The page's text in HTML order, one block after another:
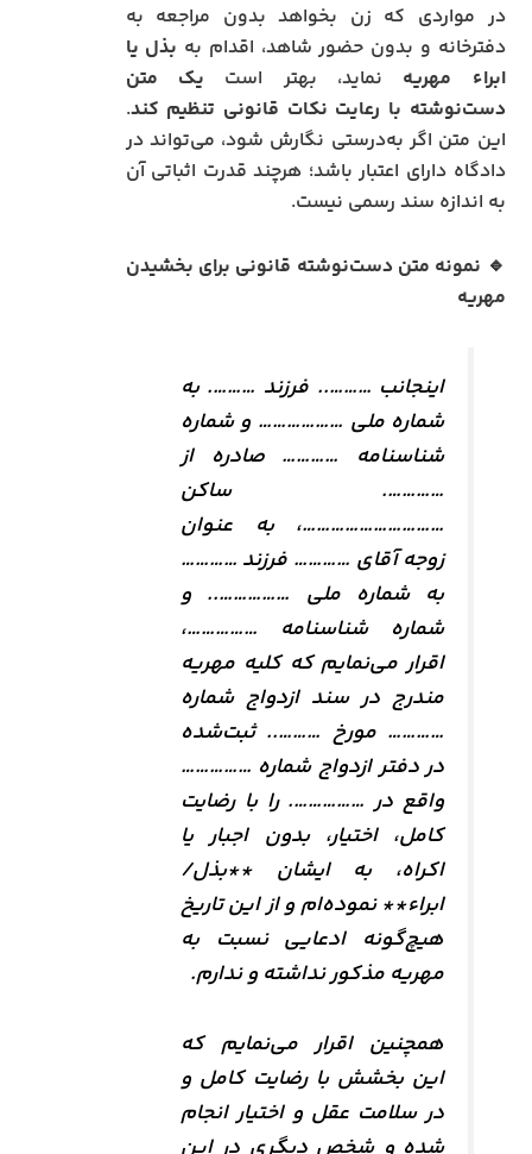
در مواردی که زن بخواهد بدون مراجعه به
دفترخانه و بدون حضور شاهد، اقدام به بذل یا
ابراء مهریه نماید، بهتر است یک متن
دست‌نوشته با رعایت نکات قانونی تنظیم کند.
این متن اگر به‌درستی نگارش شود، می‌تواند در
دادگاه دارای اعتبار باشد؛ هرچند قدرت اثباتی آن
به اندازه سند رسمی نیست.
🔹 نمونه متن دست‌نوشته قانونی برای بخشیدن
مهریه
اینجانب ……….. فرزند ………. به
شماره ملی ……………… و شماره
شناسنامه ………… صادره از
…………. ساکن
…………………………، به عنوان
زوجه آقای ………… فرزند …………
به شماره ملی …………….. و
شماره شناسنامه ……………،
اقرار می‌نمایم که کلیه مهریه
مندرج در سند ازدواج شماره
………… مورخ ……….. ثبت‌شده
در دفتر ازدواج شماره ……………
واقع در ……………. را با رضایت
کامل، اختیار، بدون اجبار یا
اکراه، به ایشان **بذل/
ابراء** نموده‌ام و از این تاریخ
هیچ‌گونه ادعایی نسبت به
مهریه مذکور نداشته و ندارم.
همچنین اقرار می‌نمایم که
این بخشش با رضایت کامل و
در سلامت عقل و اختیار انجام